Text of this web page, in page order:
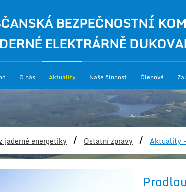
BEZPEČNOSTNÍ
ELEKTRÁRNĚ
O nás Aktuality Naše činnost Členové
jaderné energetiky / Ostatní zprávy / Aktuality